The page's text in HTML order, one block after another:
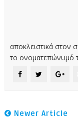
αποκλειστικά στον
το ονοματεπώνυμό
Newer Article